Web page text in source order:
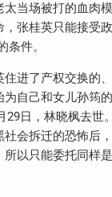
当场被打的血肉
张桂英只能接受
条件。
住进了产权交换的
为自己和女儿孙筠
29日，林晓枫去世
社会拆迁的恐怖后
以只能委托同样